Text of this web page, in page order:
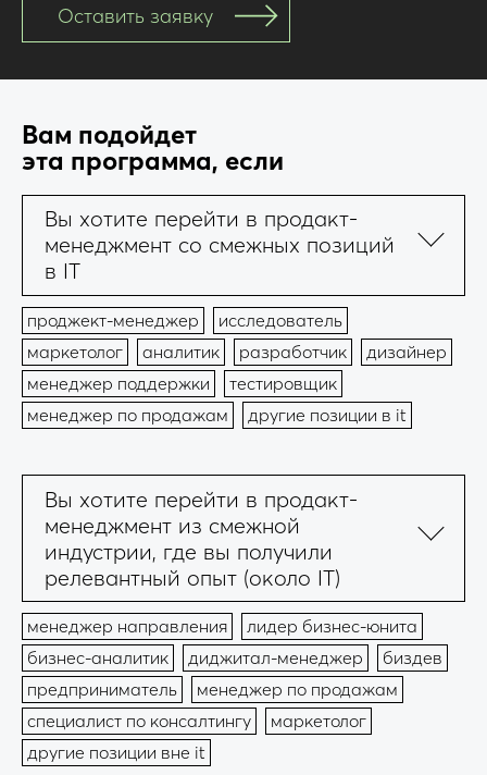
Оставить заявку
Вам подойдет
эта программа, если
Вы хотите перейти в продакт-
менеджмент со смежных позиций
в IT
проджект-менеджер
исследователь
маркетолог
аналитик разработчик
дизайнер
менеджер поддержки
тестировщик
менеджер по продажам
другие позиции в it
Вы хотите перейти в продакт-
менеджмент из смежной
индустрии, где вы получили
релевантный опыт (около IT)
менеджер направления
лидер бизнес-юнита
бизнес-аналитик
диджитал-менеджер
биздев
предприниматель
менеджер по продажам
специалист по консалтингу
маркетолог
другие позиции вне it